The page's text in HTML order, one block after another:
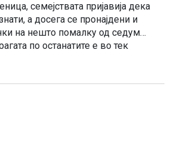
семејствата пријавија дека
а досега се пронајдени и
на нешто помалку од седум
по останатите е во тек